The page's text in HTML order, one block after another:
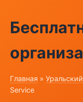
Главная »
Service